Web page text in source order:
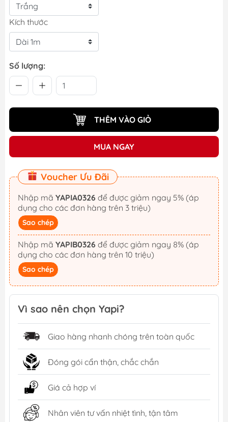
Kích thước
Số lượng:
THÊM VÀO GIỎ
MUA NGAY
Voucher Ưu Đãi
Nhập mã YAPIA0326
dụng cho các đơn hàng trên 3 triệu)
Sao chép
Nhập mã YAPIB0326
dụng cho các đơn hàng trên 10 triệu)
Sao chép
Vì sao nên chọn Yapi?
Giao hàng nhanh chóng trên toàn quốc
Đóng gói cẩn thận, chắc chắn
Giá cả hợp ví
Nhân viên tư vấn nhiệt tình, tận tâm